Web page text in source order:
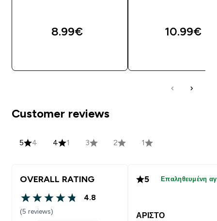
8.99€‎ 10.99€‎
Customer reviews
5 4 4 1 3 2 1
OVERALL RATING
4.8 out of 5 stars
4.8
(5 reviews)
5 Επαληθευμένη
ΑΡΙΣΤΟ